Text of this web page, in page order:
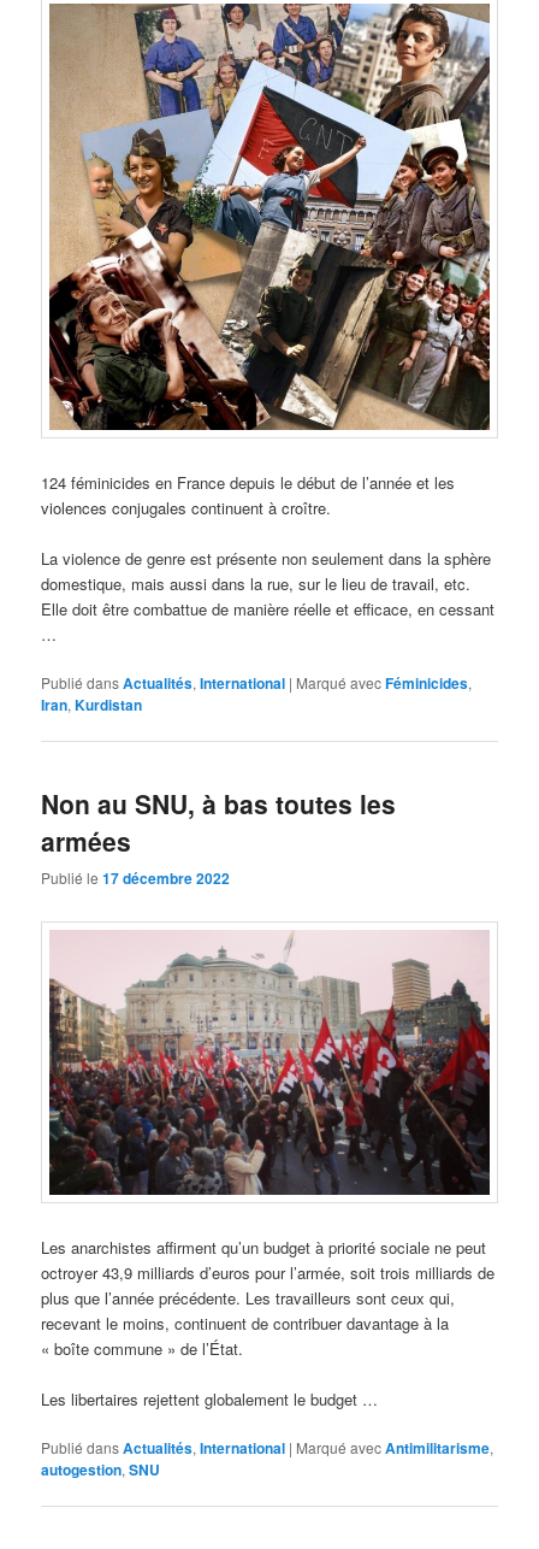
124 féminicides en France depuis le début de l’année et les
violences conjugales continuent à croître.
La violence de genre est présente non seulement dans la sphère
domestique, mais aussi dans la rue, sur le lieu de travail, etc.
Elle doit être combattue de manière réelle et efficace, en cessant
…
Publié dansActualités,International | Marqué avecFéminicides,
Iran,Kurdistan
Non au SNU, à bas toutes les
armées
Publié le17 décembre 2022
Les anarchistes affirment qu’un budget à priorité sociale ne peut
octroyer 43,9 milliards d’euros pour l’armée, soit trois milliards de
plus que l’année précédente. Les travailleurs sont ceux qui,
recevant le moins, continuent de contribuer davantage à la
« boîte commune » de l’État.
Les libertaires rejettent globalement le budget …
Publié dansActualités,International | Marqué avecAntimilitarisme,
autogestion,SNU